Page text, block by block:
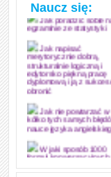
Naucz się:
Jak poradzić sobie
egzaminie ze statystyki
Jak napisać
merytorycznie dobrą,
strukturalnie logiczną i
edytorsko piękną pracę
dyplomową i ją z
obronić
Jak nie powtarzać w
kółko tych samych
nauce języka
W jaki sposób 1000
formuł konwersacyjnych
pozwoli Ci opanować